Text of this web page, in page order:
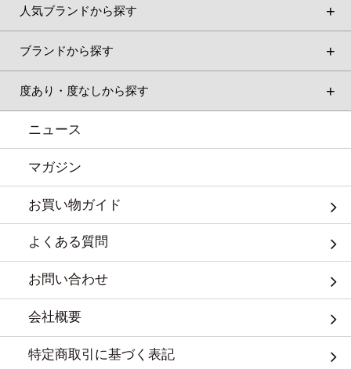
人気ブランドから探す
ブランドから探す
度あり・度なしから探す
ニュース
マガジン
お買い物ガイド
よくある質問
お問い合わせ
会社概要
特定商取引に基づく表記